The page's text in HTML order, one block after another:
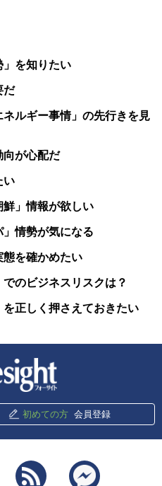
」を知りたい
だ
ネルギー事情」の先行きを見
向が心配だ
い
」情報が欲しい
情勢が気になる
態を確かめたい
でのビジネスリスクは？
正しく押さえておきたい
初めての方 会員登録
RSS